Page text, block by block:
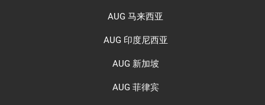
AUG 马来西亚
AUG 印度尼西亚
AUG 新加坡
AUG 菲律宾